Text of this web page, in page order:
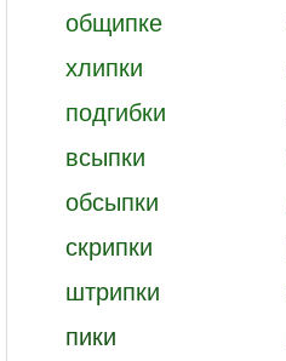
общипке
хлипки
подгибки
всыпки
обсыпки
скрипки
штрипки
пики